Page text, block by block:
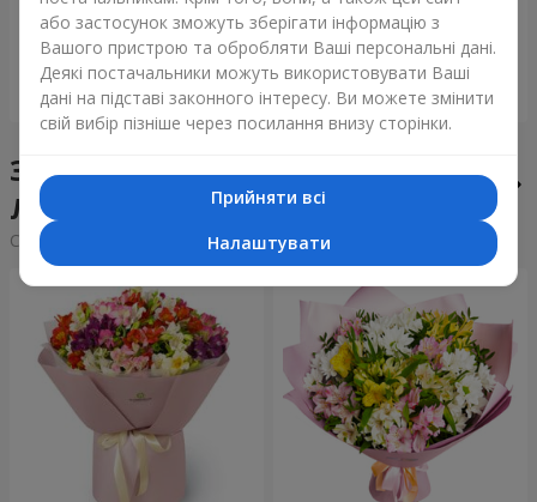
5 937 грн
Замовити
1 399 грн
Замовити
Збірні букети у місті
Любомль
Сортування: дорожче
або застосунок зможуть зберігати інформацію з
Вашого пристрою та обробляти Ваші персональні дані.
Деякі постачальники можуть використовувати Ваші
дані на підставі законного інтересу. Ви можете змінити
свій вибір пізніше через посилання внизу сторінки.
Прийняти всі
Налаштувати